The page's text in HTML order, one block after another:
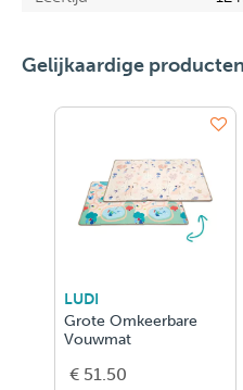
Gelijkaardige producten
LUDI
Grote Omkeerbare
Vouwmat
€ 51.50